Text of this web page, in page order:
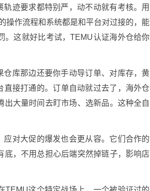
迹要求都特别严，动不动就有考核。用
操作流程和系统都是和平台对过接的，能
。这就好比考试，TEMU认证海外仓给你
库那边还要你手动导订单、对库存，黄
接打通的。订单自动就过去了，海外仓
大量时间去盯市场、选新品。这种全自
对大促的爆发也会更从容。它们合作的
，不用总担心后端突然掉链子，影响店